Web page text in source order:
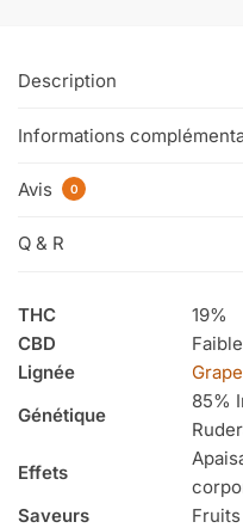
Description
Informations
Avis 0
Q & R
THC
19%
CBD
Faible
Lignée
Génétique
85%
Effets
Saveurs